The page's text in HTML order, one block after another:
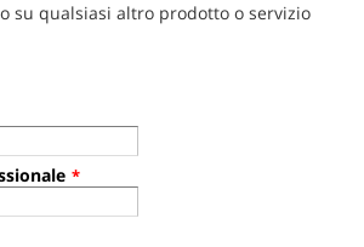
su qualsiasi altro prodotto o servizio
*